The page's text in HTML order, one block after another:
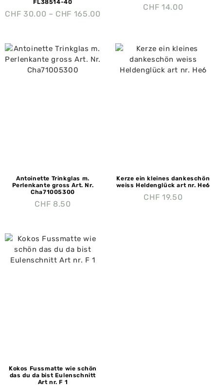
FL38514-40
CHF 30.00 – CHF 165.00
CHF 14.00
Antoinette Trinkglas m.
Perlenkante gross Art. Nr.
Cha71005300
CHF 8.50
Kerze ein kleines dankeschön
weiss Heldenglück art nr. He6
CHF 19.50
Kokos Fussmatte wie schön
das du da bist Eulenschnitt
Art nr. F 1